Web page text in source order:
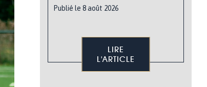
Publié le 8 août 2026
LIRE
L'ARTICLE